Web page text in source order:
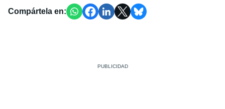
Compártela en: